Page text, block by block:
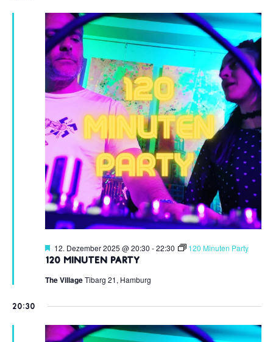
120 Minuten Party
Hervorgehoben
12. Dezember 2025 @ 20:30 -22:30 120 Minuten Party
The VillageTibarg 21, Hamburg
20:30